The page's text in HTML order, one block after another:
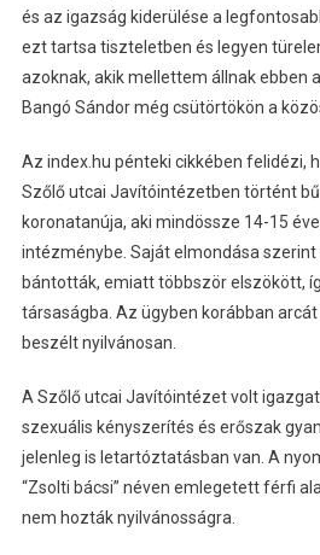
és az igazság kiderülése a
ezt tartsa tiszteletben és legyen
azoknak, akik mellettem állnak ebben
Bangó Sándor még csütörtökön a
Az index.hu pénteki cikkében felidézi,
Szőlő utcai Javítóintézetben történt
koronatanúja, aki mindössze 14-15
intézménybe. Saját elmondása
bántották, emiatt többször elszökött,
társaságba. Az ügyben korábban
beszélt nyilvánosan.
A Szőlő utcai Javítóintézet volt
szexuális kényszerítés és erőszak
jelenleg is letartóztatásban van. A
“Zsolti bácsi” néven emlegetett férfi
nem hozták nyilvánosságra.